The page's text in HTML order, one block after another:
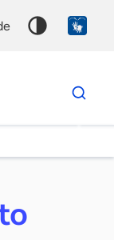
Dados
para
chave